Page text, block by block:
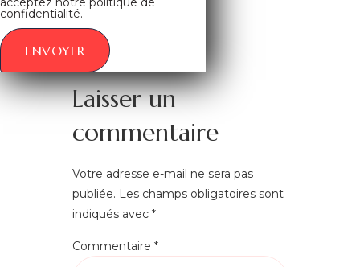
confidentialité.
ENVOYER
Laisser un
commentaire
Votre adresse e-mail ne sera pas
publiée. Les champs obligatoires sont
indiqués avec *
Commentaire *